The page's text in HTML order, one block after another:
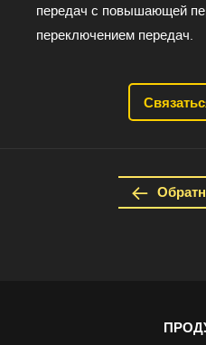
передач с повышающей
переключением передач.